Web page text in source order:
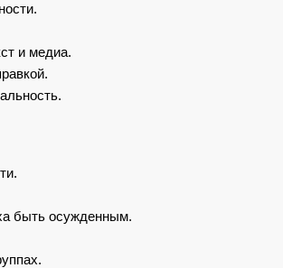
и медиа.
быть осужденным.